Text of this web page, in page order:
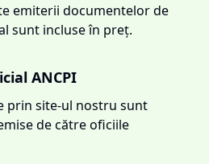
emiterii documentelor de
sunt incluse în preț.
ANCPI
prin site-ul nostru sunt
de către oficiile